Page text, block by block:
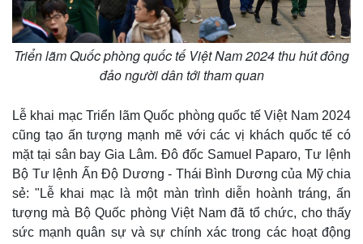
Thế giới
Quan sát
Cuộc sống đó đây
Multimedia
Video
Ảnh
Infographic
Triển lãm Quốc phòng quốc tế Việt Nam 2024 thu hút đông
đảo người dân tới tham quan
Lễ khai mạc Triển lãm Quốc phòng quốc tế Việt Nam 2024
cũng tạo ấn tượng mạnh mẽ với các vị khách quốc tế có
mặt tại sân bay Gia Lâm. Đô đốc Samuel Paparo, Tư lệnh
Bộ Tư lệnh Ấn Độ Dương - Thái Bình Dương của Mỹ chia
sẻ: "Lễ khai mạc là một màn trình diễn hoành tráng, ấn
tượng mà Bộ Quốc phòng Việt Nam đã tổ chức, cho thấy
sức mạnh quân sự và sự chính xác trong các hoạt động